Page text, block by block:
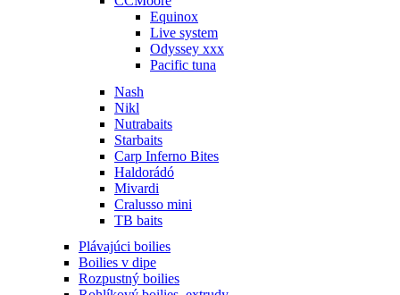
Equinox
Live system
Odyssey xxx
Pacific tuna
Nash
Nikl
Nutrabaits
Starbaits
Carp Inferno Bites
Haldorádó
Mivardi
Cralusso mini
TB baits
Plávajúci boilies
Boilies v dipe
Rozpustný boilies